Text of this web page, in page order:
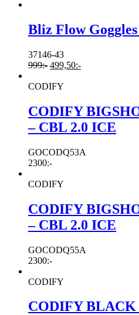
Bliz Flow
37146-43
999:- 499,50:-
CODIFY
CODIFY
– CBL 2.0 ICE
GOCODQ53A
2300:-
CODIFY
CODIFY
– CBL 2.0 ICE
GOCODQ55A
2300:-
CODIFY
CODIFY BLACK